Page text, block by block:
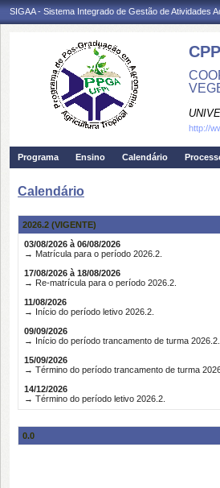
SIGAA - Sistema Integrado de Gestão de Atividades
http://
Programa Ensino Calendário
Calendário
2026.2 (VIGENTE)
03/08/2026 à 06/08/2026
→ Matrícula para o período 2026.2.
17/08/2026 à 18/08/2026
→ Re-matrícula para o período 2026.2.
11/08/2026
→ Início do período letivo 2026.2.
09/09/2026
→ Início do período trancamento de turma 2026.2.
15/09/2026
→ Término do período trancamento de turma
14/12/2026
→ Término do período letivo 2026.2.
0.0